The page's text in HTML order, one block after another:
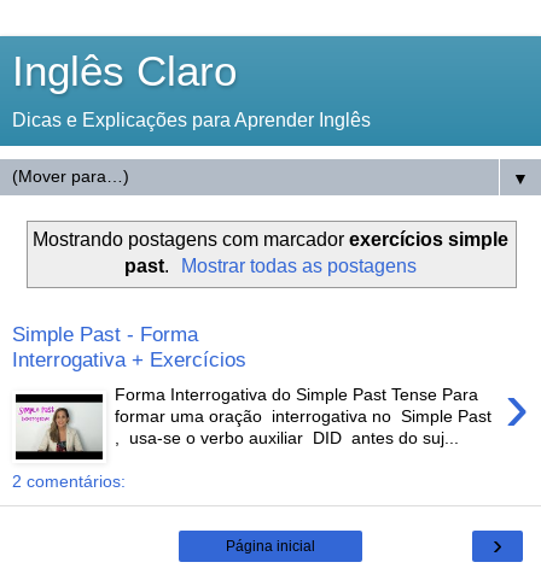
Inglês Claro
Dicas e Explicações para Aprender Inglês
▼
Mostrando postagens com marcador exercícios simple
past. Mostrar todas as postagens
Simple Past - Forma
Interrogativa + Exercícios
›
Forma Interrogativa do Simple Past Tense Para
formar uma oração interrogativa no Simple Past
, usa-se o verbo auxiliar DID antes do suj...
2 comentários:
›
Página inicial